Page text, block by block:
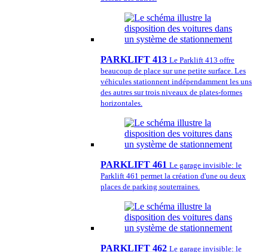
PARKLIFT 413 Le Parklift 413 offre
beaucoup de place sur une petite surface. Les
véhicules stationnent indépendamment les uns
des autres sur trois niveaux de plates-formes
horizontales.
PARKLIFT 461 Le garage invisible: le
Parklift 461 permet la création d'une ou deux
places de parking souterraines.
PARKLIFT 462 Le garage invisible: le